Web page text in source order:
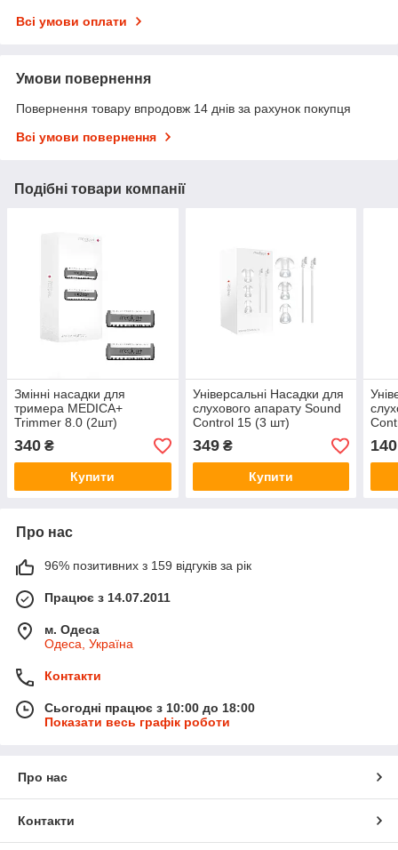
Всі умови оплати
Умови повернення
Повернення товару впродовж 14 днів за рахунок покупця
Всі умови повернення
Подібні товари компанії
Змінні насадки для
тримера MEDICA+
Trimmer 8.0 (2шт)
340 ₴
Купити
Універсальні Насадки для
слухового апарату Sound
Control 15 (3 шт)
349₴
Купити
140
Про нас
96% позитивних з 159 відгуків за рік
Працює з 14.07.2011
м. Одеса
Одеса, Україна
Контакти
Сьогодні працює з 10:00 до 18:00
Показати весь графік роботи
Про нас
Контакти